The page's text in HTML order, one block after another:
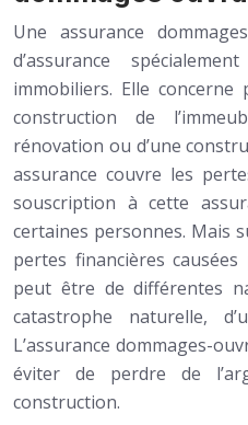
Une assurance
d’assurance
immobiliers. Elle
construction de
rénovation ou d’une
assurance couvre les
souscription à cette
certaines personnes. Mais
pertes financières
peut être de différentes
catastrophe naturelle,
L’assurance dommages-
éviter de perdre de
construction.